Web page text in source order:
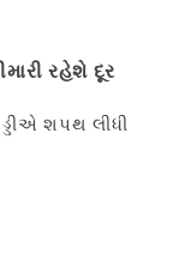
રહેશે દૂર